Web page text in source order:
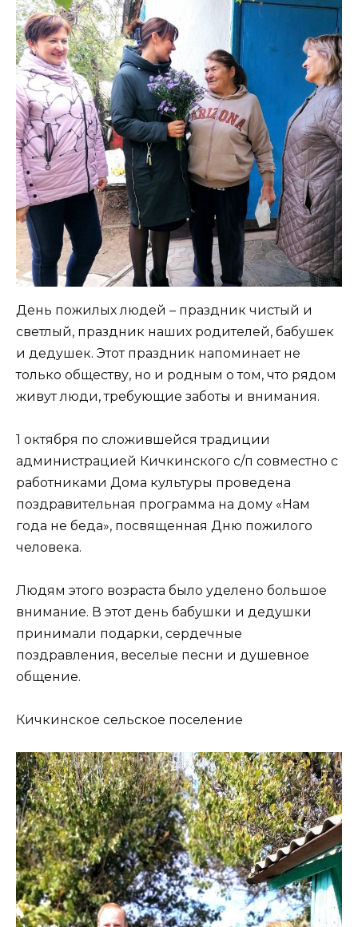
День пожилых людей – праздник чистый и
светлый, праздник наших родителей, бабушек
и дедушек. Этот праздник напоминает не
только обществу, но и родным о том, что рядом
живут люди, требующие заботы и внимания.
1 октября по сложившейся традиции
администрацией Кичкинского с/п совместно с
работниками Дома культуры проведена
поздравительная программа на дому «Нам
года не беда», посвященная Дню пожилого
человека.
Людям этого возраста было уделено большое
внимание. В этот день бабушки и дедушки
принимали подарки, сердечные
поздравления, веселые песни и душевное
общение.
Кичкинское сельское поселение